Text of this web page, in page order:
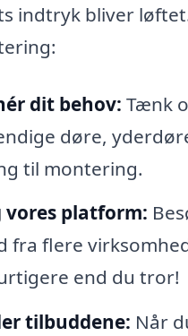
indtryk bliver
dit behov: Tænk
døre,
til montering.
vores platform:
fra flere
end du tror!
tilbuddene: Når